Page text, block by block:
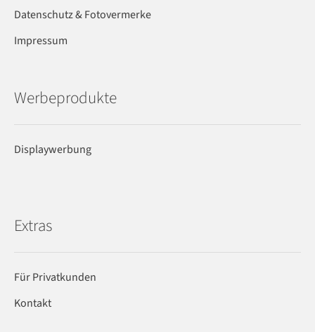
Datenschutz & Fotovermerke
Impressum
Werbeprodukte
Displaywerbung
Extras
Für Privatkunden
Kontakt